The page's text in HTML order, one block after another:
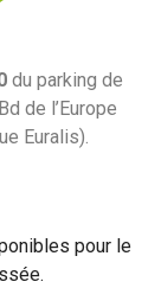
du parking de
de l’Europe
Euralis).
pour le